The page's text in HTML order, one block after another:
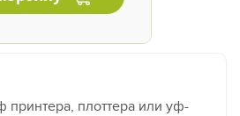
принтера, плоттера или уф-